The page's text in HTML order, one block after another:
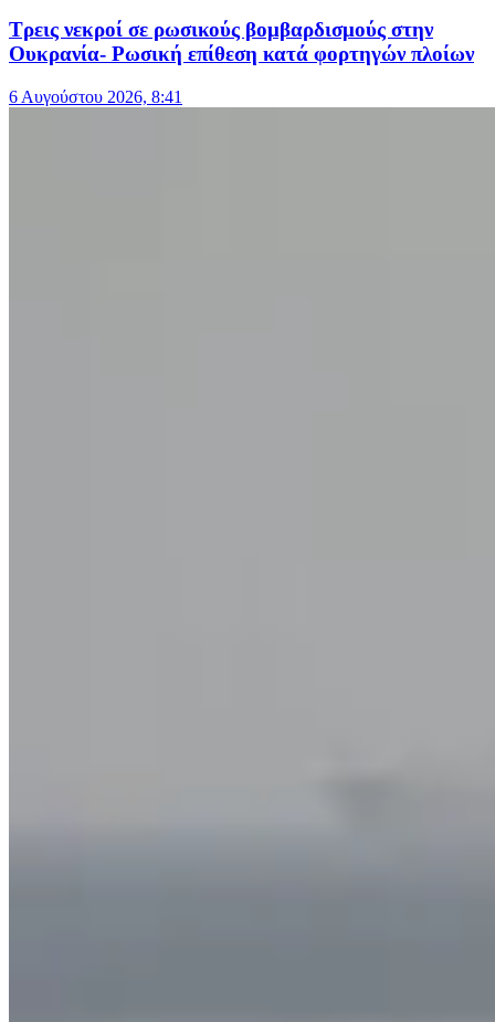
Τρεις νεκροί σε ρωσικούς βομβαρδισμούς στην
Ουκρανία- Ρωσική επίθεση κατά φορτηγών πλοίων
6 Αυγούστου 2026, 8:41